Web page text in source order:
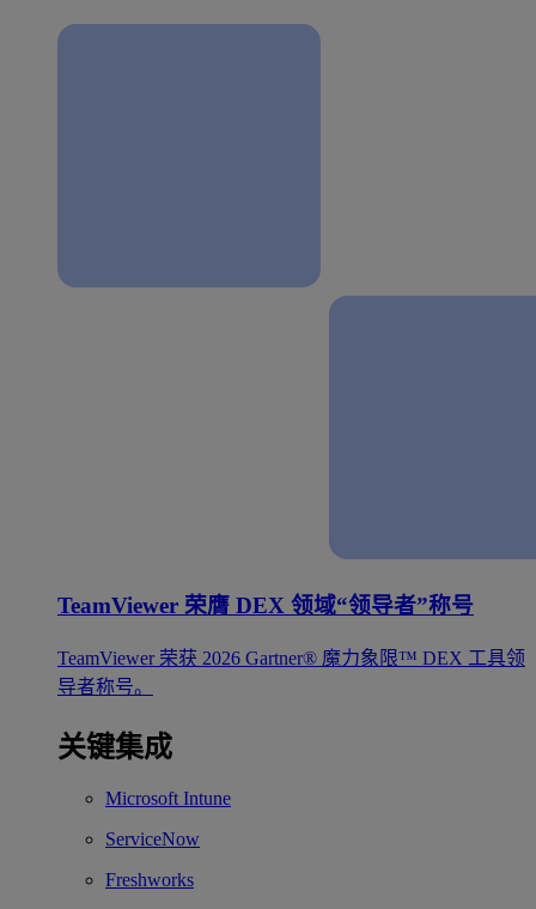
TeamViewer 荣膺 DEX 领域“领导者”称号
TeamViewer 荣获 2026 Gartner® 魔力象限™ DEX 工具领
导者称号。
关键集成
Microsoft Intune
ServiceNow
Freshworks